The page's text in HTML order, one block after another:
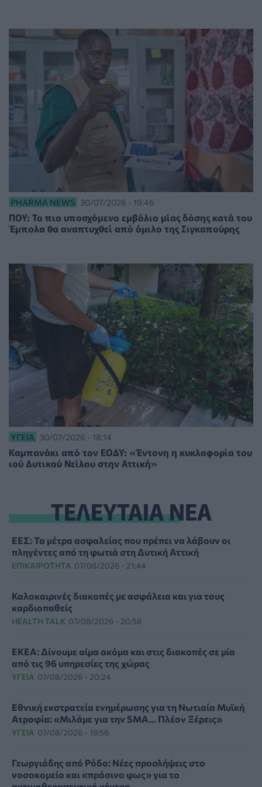
PHARMA NEWS 30/07/2026 - 19:46
ΠΟΥ: Το πιο υποσχόμενο εμβόλιο μίας δόσης κατά του
Έμπολα θα αναπτυχθεί από όμιλο της Σιγκαπούρης
ΥΓΕΊΑ 30/07/2026 - 18:14
Καμπανάκι από τον ΕΟΔΥ: «Έντονη η κυκλοφορία του
ιού Δυτικού Νείλου στην Αττική»
ΤΕΛΕΥΤΑΙΑ ΝΕΑ
ΕΕΣ: Τα μέτρα ασφαλείας που πρέπει να λάβουν οι
πληγέντες από τη φωτιά στη Δυτική Αττική
ΕΠΙΚΑΙΡΌΤΗΤΑ 07/08/2026 - 21:44
Καλοκαιρινές διακοπές με ασφάλεια και για τους
καρδιοπαθείς
HEALTH TALK 07/08/2026 - 20:58
ΕΚΕΑ: Δίνουμε αίμα ακόμα και στις διακοπές σε μία
από τις 96 υπηρεσίες της χώρας
ΥΓΕΊΑ 07/08/2026 - 20:24
Εθνική εκστρατεία ενημέρωσης για τη Νωτιαία Μυϊκή
Ατροφία: «Μιλάμε για την SMA… Πλέον Ξέρεις»
ΥΓΕΊΑ 07/08/2026 - 19:56
Γεωργιάδης από Ρόδο: Νέες προσλήψεις στο
νοσοκομείο και «πράσινο φως» για το